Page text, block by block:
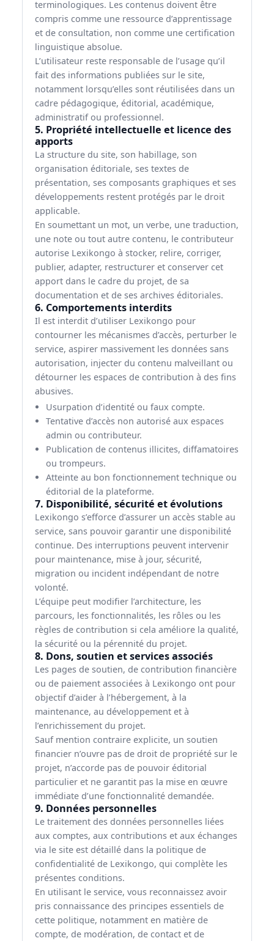
terminologiques. Les contenus doivent être
compris comme une ressource d’apprentissage
et de consultation, non comme une certification
linguistique absolue.
L’utilisateur reste responsable de l’usage qu’il
fait des informations publiées sur le site,
notamment lorsqu’elles sont réutilisées dans un
cadre pédagogique, éditorial, académique,
administratif ou professionnel.
5. Propriété intellectuelle et licence des
apports
La structure du site, son habillage, son
organisation éditoriale, ses textes de
présentation, ses composants graphiques et ses
développements restent protégés par le droit
applicable.
En soumettant un mot, un verbe, une traduction,
une note ou tout autre contenu, le contributeur
autorise Lexikongo à stocker, relire, corriger,
publier, adapter, restructurer et conserver cet
apport dans le cadre du projet, de sa
documentation et de ses archives éditoriales.
6. Comportements interdits
Il est interdit d’utiliser Lexikongo pour
contourner les mécanismes d’accès, perturber le
service, aspirer massivement les données sans
autorisation, injecter du contenu malveillant ou
détourner les espaces de contribution à des fins
abusives.
Usurpation d’identité ou faux compte.
Tentative d’accès non autorisé aux espaces
admin ou contributeur.
Publication de contenus illicites, diffamatoires
ou trompeurs.
Atteinte au bon fonctionnement technique ou
éditorial de la plateforme.
7. Disponibilité, sécurité et évolutions
Lexikongo s’efforce d’assurer un accès stable au
service, sans pouvoir garantir une disponibilité
continue. Des interruptions peuvent intervenir
pour maintenance, mise à jour, sécurité,
migration ou incident indépendant de notre
volonté.
L’équipe peut modifier l’architecture, les
parcours, les fonctionnalités, les rôles ou les
règles de contribution si cela améliore la qualité,
la sécurité ou la pérennité du projet.
8. Dons, soutien et services associés
Les pages de soutien, de contribution financière
ou de paiement associées à Lexikongo ont pour
objectif d’aider à l’hébergement, à la
maintenance, au développement et à
l’enrichissement du projet.
Sauf mention contraire explicite, un soutien
financier n’ouvre pas de droit de propriété sur le
projet, n’accorde pas de pouvoir éditorial
particulier et ne garantit pas la mise en œuvre
immédiate d’une fonctionnalité demandée.
9. Données personnelles
Le traitement des données personnelles liées
aux comptes, aux contributions et aux échanges
via le site est détaillé dans la politique de
confidentialité de Lexikongo, qui complète les
présentes conditions.
En utilisant le service, vous reconnaissez avoir
pris connaissance des principes essentiels de
cette politique, notamment en matière de
compte, de modération, de contact et de